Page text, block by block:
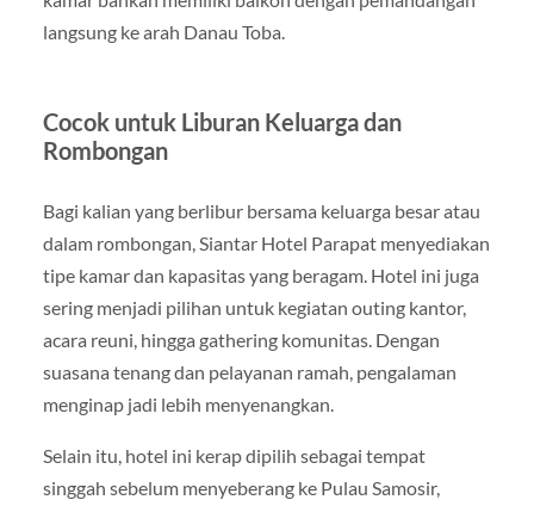
langsung ke arah Danau Toba.
Cocok untuk Liburan Keluarga dan
Rombongan
Bagi kalian yang berlibur bersama keluarga besar atau
dalam rombongan, Siantar Hotel Parapat menyediakan
tipe kamar dan kapasitas yang beragam. Hotel ini juga
sering menjadi pilihan untuk kegiatan outing kantor,
acara reuni, hingga gathering komunitas. Dengan
suasana tenang dan pelayanan ramah, pengalaman
menginap jadi lebih menyenangkan.
Selain itu, hotel ini kerap dipilih sebagai tempat
singgah sebelum menyeberang ke Pulau Samosir,